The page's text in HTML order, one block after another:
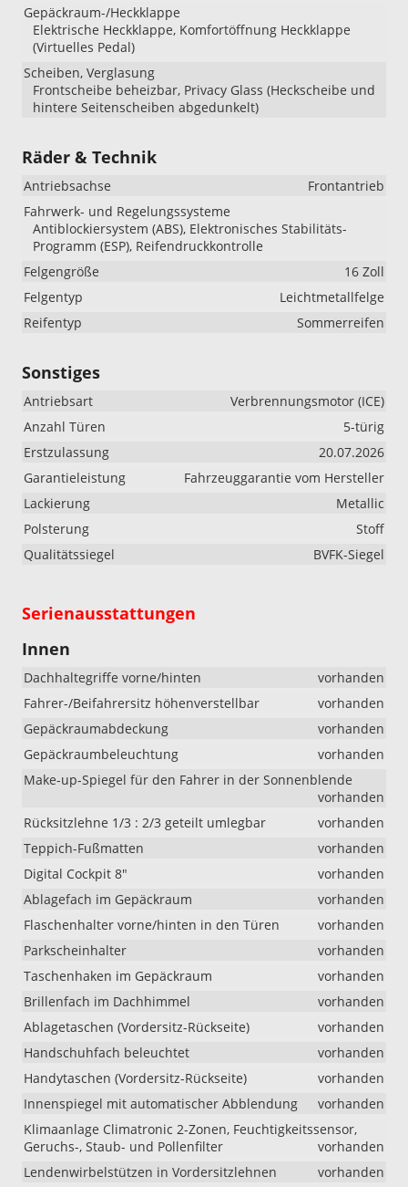
Gepäckraum-/Heckklappe
Elektrische Heckklappe, Komfortöffnung Heckklappe
(Virtuelles Pedal)
Scheiben, Verglasung
Frontscheibe beheizbar, Privacy Glass (Heckscheibe und
hintere Seitenscheiben abgedunkelt)
Räder & Technik
Antriebsachse
Frontantrieb
Fahrwerk- und Regelungssysteme
Antiblockiersystem (ABS), Elektronisches Stabilitäts-
Programm (ESP), Reifendruckkontrolle
Felgengröße
16 Zoll
Felgentyp
Leichtmetallfelge
Reifentyp
Sommerreifen
Sonstiges
Antriebsart
Verbrennungsmotor (ICE)
Anzahl Türen
5-türig
Erstzulassung
20.07.2026
Garantieleistung
Fahrzeuggarantie vom Hersteller
Lackierung
Metallic
Polsterung
Stoff
Qualitätssiegel
BVFK-Siegel
Serienausstattungen
Innen
Dachhaltegriffe vorne/hinten
vorhanden
Fahrer-/Beifahrersitz höhenverstellbar
vorhanden
Gepäckraumabdeckung
vorhanden
Gepäckraumbeleuchtung
vorhanden
Make-up-Spiegel für den Fahrer in der Sonnenblende
vorhanden
Rücksitzlehne 1/3 : 2/3 geteilt umlegbar
vorhanden
Teppich-Fußmatten
vorhanden
Digital Cockpit 8"
vorhanden
Ablagefach im Gepäckraum
vorhanden
Flaschenhalter vorne/hinten in den Türen
vorhanden
Parkscheinhalter
vorhanden
Taschenhaken im Gepäckraum
vorhanden
Brillenfach im Dachhimmel
vorhanden
Ablagetaschen (Vordersitz-Rückseite)
vorhanden
Handschuhfach beleuchtet
vorhanden
Handytaschen (Vordersitz-Rückseite)
vorhanden
Innenspiegel mit automatischer Abblendung
vorhanden
Klimaanlage Climatronic 2-Zonen, Feuchtigkeitssensor,
Geruchs-, Staub- und Pollenfilter
vorhanden
Lendenwirbelstützen in Vordersitzlehnen
vorhanden